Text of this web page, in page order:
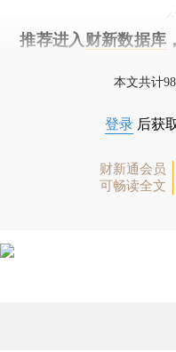
推荐进入 财新数据库
本文共计
登录 后获
财新通会员
可畅读全文